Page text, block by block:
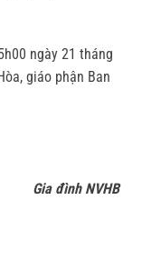
ngày 21 tháng
giáo phận Ban
Gia đình NVHB